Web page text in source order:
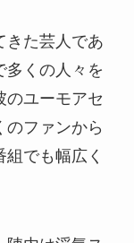
きた芸人であ
多くの人々を
のユーモアセ
のファンから
でも幅広く